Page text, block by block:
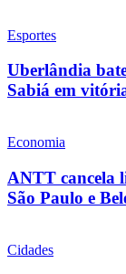
Esportes
Uberlândia
Sabiá em
Economia
ANTT cancela
São Paulo e
Cidades